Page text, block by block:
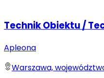
Technik Obiektu /
Apleona
Warszawa,